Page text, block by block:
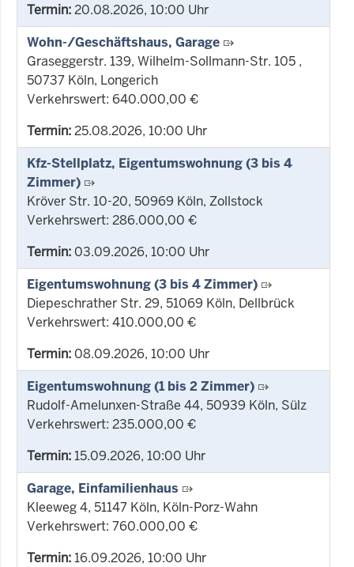
Termin:20.08.2026, 10:00 Uhr
Wohn-/Geschäftshaus, Garage
Graseggerstr. 139, Wilhelm-Sollmann-Str. 105 ,
50737 Köln, Longerich
Verkehrswert: 640.000,00 €
Termin:25.08.2026, 10:00 Uhr
Kfz-Stellplatz, Eigentumswohnung (3 bis 4
Zimmer)
Kröver Str. 10-20, 50969 Köln, Zollstock
Verkehrswert: 286.000,00 €
Termin:03.09.2026, 10:00 Uhr
Eigentumswohnung (3 bis 4 Zimmer)
Diepeschrather Str. 29, 51069 Köln, Dellbrück
Verkehrswert: 410.000,00 €
Termin:08.09.2026, 10:00 Uhr
Eigentumswohnung (1 bis 2 Zimmer)
Rudolf-Amelunxen-Straße 44, 50939 Köln, Sülz
Verkehrswert: 235.000,00 €
Termin:15.09.2026, 10:00 Uhr
Garage, Einfamilienhaus
Kleeweg 4, 51147 Köln, Köln-Porz-Wahn
Verkehrswert: 760.000,00 €
Termin:16.09.2026, 10:00 Uhr